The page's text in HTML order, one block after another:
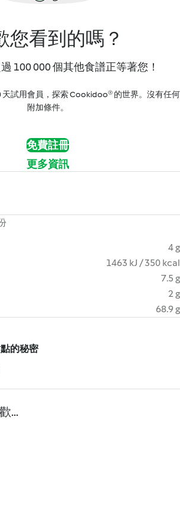
您看到的嗎？
100 000 個其他食譜正等著您！
天試用會員，探索 Cookidoo® 的世界。沒有任何
附加條件。
免費註冊
更多資訊
4 g
1463 kJ / 350 kcal
7.5 g
2 g
68.9 g
的秘密
...